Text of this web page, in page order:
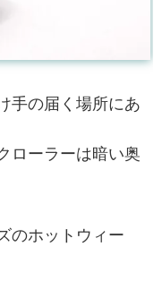
手の届く場所にあ
ローラーは暗い奥
のホットウィー